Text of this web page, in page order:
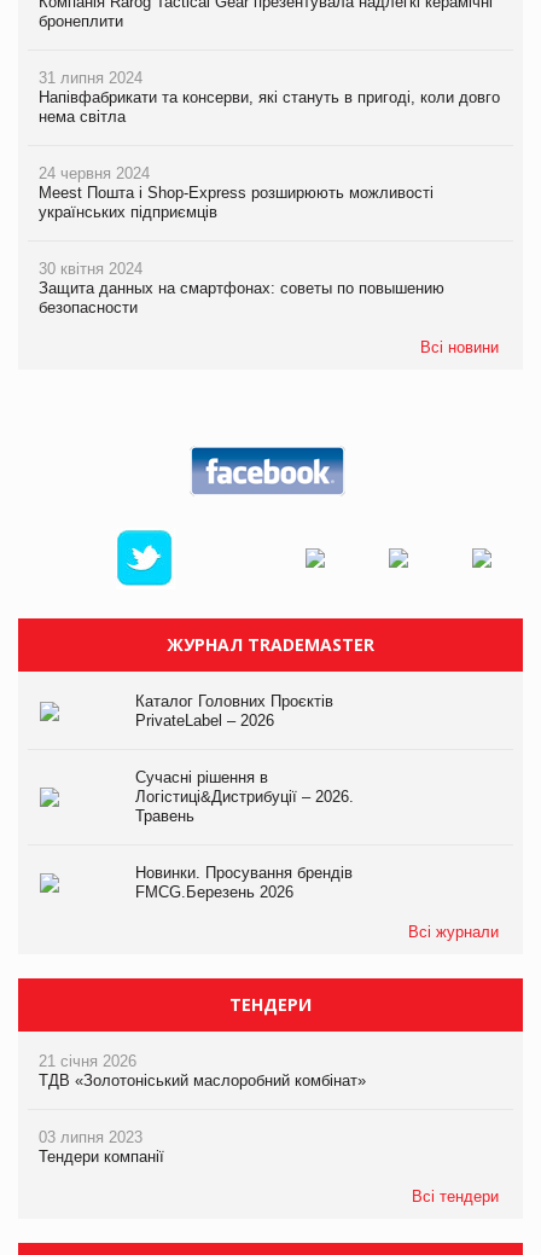
бронеплити
31 липня 2024
Напівфабрикати та консерви, які стануть в пригоді, коли довго
нема світла
24 червня 2024
Meest Пошта і Shop-Express розширюють можливості
українських підприємців
30 квітня 2024
Защита данных на смартфонах: советы по повышению
безопасности
Всі новини
ЖУРНАЛ TRADEMASTER
Каталог Головних Проєктів
PrivateLabel – 2026
Сучасні рішення в
Логістиці&Дистрибуції – 2026.
Травень
Новинки. Просування брендів
FMCG.Березень 2026
Всі журнали
ТЕНДЕРИ
21 січня 2026
ТДВ «Золотоніський маслоробний комбінат»
03 липня 2023
Тендери компанії
Всі тендери